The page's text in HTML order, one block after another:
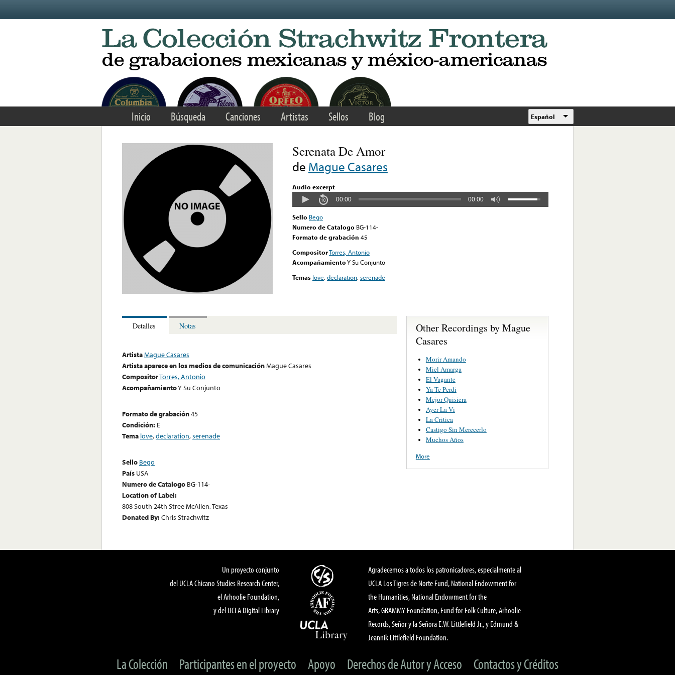
Inicio Búsqueda Canciones Artistas Sellos Blog Español
Serenata De Amor
de Mague Casares
Audio excerpt
00:00 00:00
Sello Bego
Numero de Catalogo BG-114-
Formato de grabación 45
CompositorTorres, Antonio
AcompañamientoY Su Conjunto
Temas love,declaration,serenade
Detalles Notas
ArtistaMague Casares
Artista aparece en los medios de comunicaciónMague Casares
CompositorTorres, Antonio
AcompañamientoY Su Conjunto
Formato de grabación45
Condición: E
Tema love,declaration,serenade
Sello Bego
País USA
Numero de Catalogo BG-114-
Location of Label:
808 South 24th Stree McAllen, Texas
Donated By:Chris Strachwitz
Other Recordings by Mague
Casares
Morir Amando
Miel Amarga
El Vagante
Ya Te Perdi
Mejor Quisiera
Ayer La Vi
La Critica
Castigo Sin Merecerlo
Muchos Años
More
Un proyecto conjunto
del UCLA Chicano Studies Research Center,
el Arhoolie Foundation,
y del UCLA Digital Library
Agradecemos a todos los patronicadores, especialmente al
UCLA Los Tigres de Norte Fund, National Endowment for
the Humanities, National Endowment for the
Arts, GRAMMY Foundation, Fund for Folk Culture, Arhoolie
Records, Señor y la Señora E.W. Littlefield Jr., y Edmund &
Jeannik Littlefield Foundation.
La Colección Participantes en el proyecto Apoyo Derechos de Autor y Acceso Contactos y Créditos